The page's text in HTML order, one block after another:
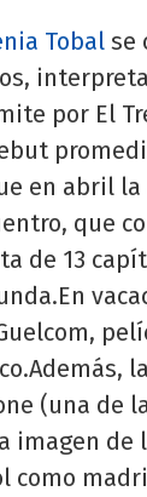
Tobal se
por El
en abril
que
de 13
(una de
imagen de
como